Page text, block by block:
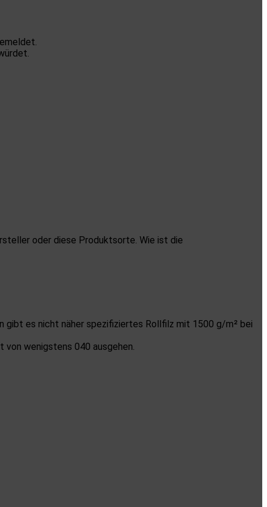
oder diese Produktsorte. Wie ist die
es nicht näher spezifiziertes Rollfilz mit 1500 g/m² bei
wenigstens 040 ausgehen.